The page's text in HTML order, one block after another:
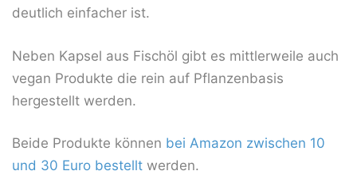
deutlich einfacher ist.
Neben Kapsel aus Fischöl gibt es mittlerweile auch
vegan Produkte die rein auf Pflanzenbasis
hergestellt werden.
Beide Produkte können bei Amazon zwischen 10
und 30 Euro bestellt werden.